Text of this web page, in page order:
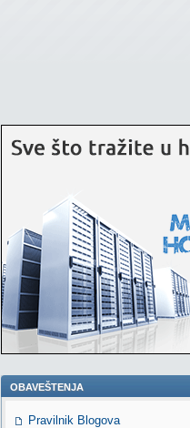
OBAVEŠTENJA
Pravilnik Blogova